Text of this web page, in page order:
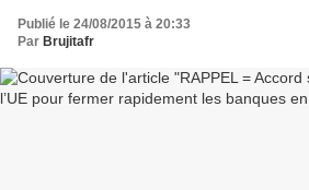
Publié le 24/08/2015 à 20:33
Par Brujitafr